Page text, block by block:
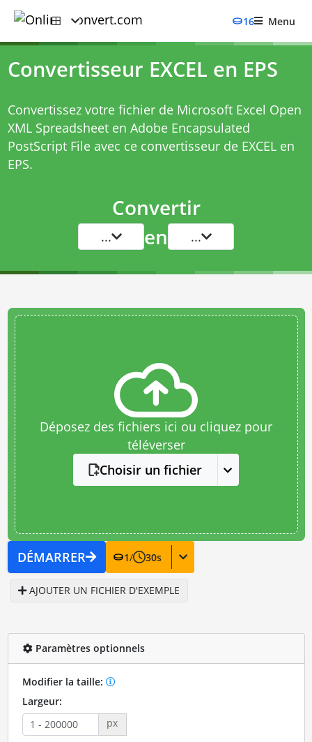
16 Menu
Convertisseur EXCEL en EPS
Convertissez votre fichier de Microsoft Excel Open
XML Spreadsheet en Adobe Encapsulated
PostScript File avec ce convertisseur de EXCEL en
EPS.
Convertir
... en ...
Déposez des fichiers ici ou cliquez pour
téléverser
Choisir un fichier
DÉMARRER 1/ 30s
AJOUTER UN FICHIER D'EXEMPLE
Paramètres optionnels
Modifier la taille:
Largeur:
px